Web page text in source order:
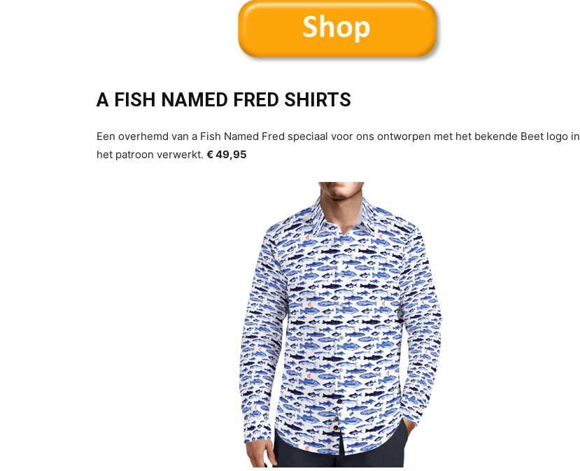
A FISH NAMED FRED SHIRTS
Een overhemd van a Fish Named Fred speciaal voor ons ontworpen met het bekende Beet logo in
het patroon verwerkt. € 49,95